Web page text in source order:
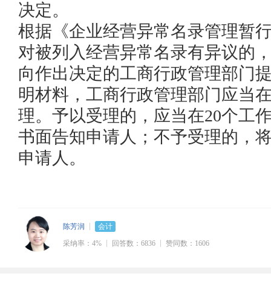
决定。
根据《企业经营异常名录管理暂
对被列入经营异常名录有异议的
向作出决定的工商行政管理部门
明材料，工商行政管理部门应当
理。予以受理的，应当在20个工
书面告知申请人；不予受理的，
申请人。
陈芳润
会计
采纳率：4%
回答数：6836 赞同数：1606